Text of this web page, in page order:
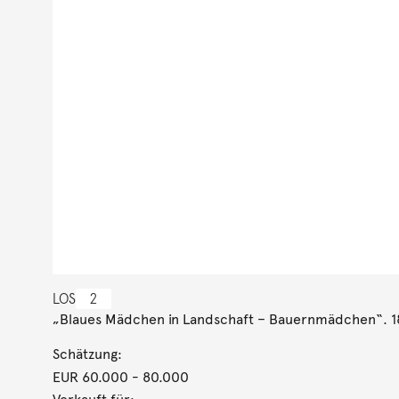
LOS 2
„Blaues Mädchen in Landschaft – Bauernmädchen“.
Schätzung:
EUR 60.000 - 80.000